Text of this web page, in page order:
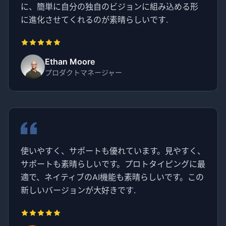
に、簡単に自分の独自のビジョンに組み込める形
に進化させてくれるのが素晴らしいです.
Ethan Moore
プロダクトマネージャー
使いやすく、サポートも優れています。見やすく、
サポートも素晴らしいです。プロトタイピングに最
適で、ネイティブのAI機能も素晴らしいです。この
新しいバージョンが大好きです.